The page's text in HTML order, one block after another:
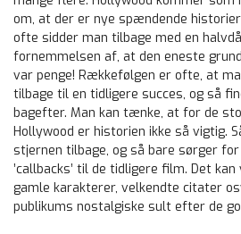
om, at der er nye spændende
ofte sidder man tilbage med en
fornemmelsen af, at den eneste
var penge! Rækkefølgen er ofte, at
tilbage til en tidligere succes, og så
bagefter. Man kan tænke, at for de
Hollywood er historien ikke så vigtig.
stjernen tilbage, og så bare sørger
’callbacks’ til de tidligere film. Det
gamle karakterer, velkendte citater
publikums nostalgiske sult efter de